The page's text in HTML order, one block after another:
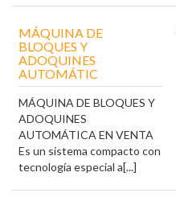
MÁQUINA DE
BLOQUES Y
ADOQUINES
AUTOMÁTIC
MÁQUINA DE BLOQUES Y
ADOQUINES
AUTOMÁTICA EN VENTA
Es un sistema compacto con
tecnología especial a[...]